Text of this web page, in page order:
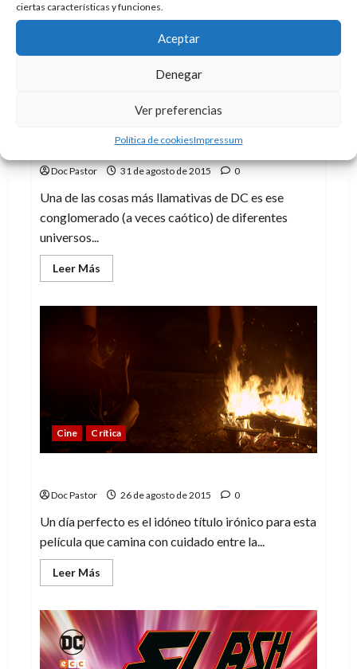
ciertas características y funciones.
Aceptar
Denegar
Ver preferencias
Política de cookiesImpressum
El Multiverso (3): Los Justos
Doc Pastor 31 de agosto de 2015 0
Una de las cosas más llamativas de DC es ese
conglomerado (a veces caótico) de diferentes
universos...
Leer Más
más
Los
Justos
Cine Crítica
Doc Pastor 26 de agosto de 2015 0
Un día perfecto es el idóneo título irónico para esta
película que camina con cuidado entre la...
Leer Más
más
Un
día
perfecto